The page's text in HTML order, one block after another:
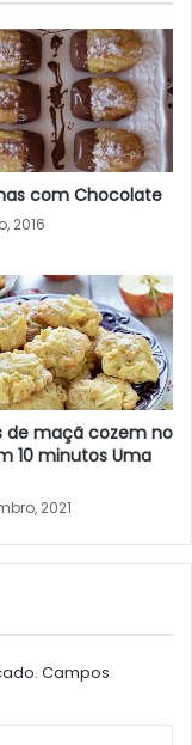
com Chocolate
2016
de maçã cozem no
10 minutos Uma
2021
Campos